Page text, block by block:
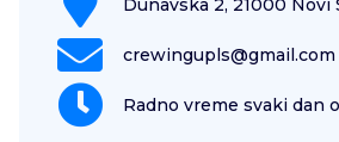
Dunavska 2, 21000 Novi
crewingupls@gmail.com
Radno vreme svaki dan